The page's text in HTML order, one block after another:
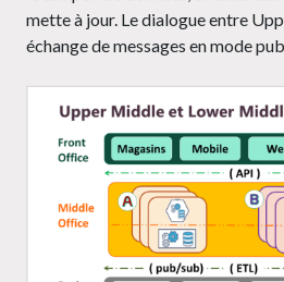
mette à jour. Le dialogue entre
échange de messages en mode